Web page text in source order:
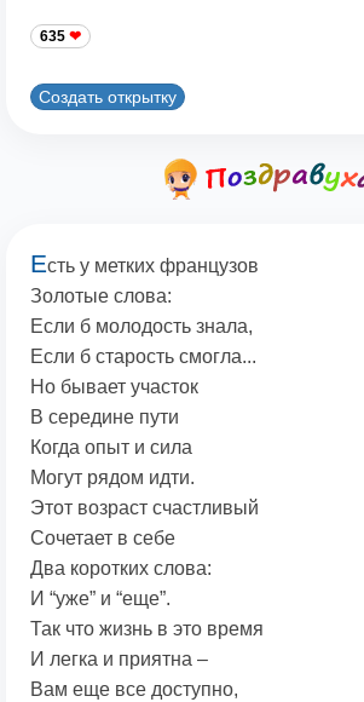
635
Создать открытку
Есть у метких французов
Золотые слова:
Если б молодость знала,
Если б старость смогла...
Но бывает участок
В середине пути
Когда опыт и сила
Могут рядом идти.
Этот возраст счастливый
Сочетает в себе
Два коротких слова:
И “уже” и “еще”.
Так что жизнь в это время
И легка и приятна –
Вам еще все доступно,